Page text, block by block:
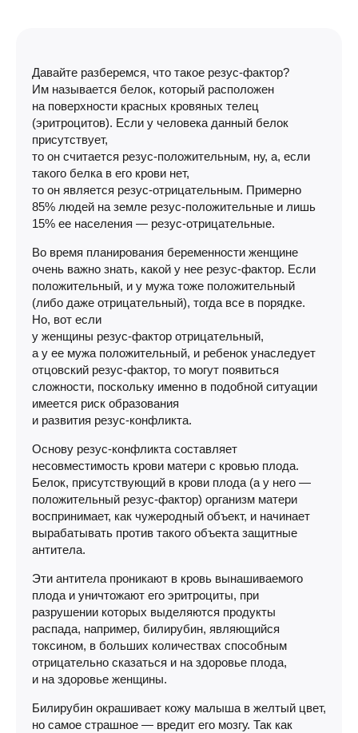
Давайте разберемся, что такое резус-фактор?
Им называется белок, который расположен
на поверхности красных кровяных телец
(эритроцитов). Если у человека данный белок
присутствует,
то он считается резус-положительным, ну, а, если
такого белка в его крови нет,
то он является резус-отрицательным. Примерно
85% людей на земле резус-положительные и лишь
15% ее населения — резус-отрицательные.
Во время планирования беременности женщине
очень важно знать, какой у нее резус-фактор. Если
положительный, и у мужа тоже положительный
(либо даже отрицательный), тогда все в порядке.
Но, вот если
у женщины резус-фактор отрицательный,
а у ее мужа положительный, и ребенок унаследует
отцовский резус-фактор, то могут появиться
сложности, поскольку именно в подобной ситуации
имеется риск образования
и развития резус-конфликта.
Основу резус-конфликта составляет
несовместимость крови матери с кровью плода.
Белок, присутствующий в крови плода (а у него —
положительный резус-фактор) организм матери
воспринимает, как чужеродный объект, и начинает
вырабатывать против такого объекта защитные
антитела.
Эти антитела проникают в кровь вынашиваемого
плода и уничтожают его эритроциты, при
разрушении которых выделяются продукты
распада, например, билирубин, являющийся
токсином, в больших количествах способным
отрицательно сказаться и на здоровье плода,
и на здоровье женщины.
Билирубин окрашивает кожу малыша в желтый цвет,
но самое страшное — вредит его мозгу. Так как